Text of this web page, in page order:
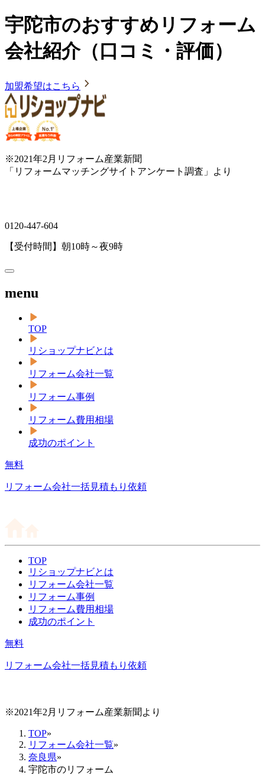
宇陀市のおすすめリフォーム
会社紹介（口コミ・評価）
加盟希望はこちら
※2021年2月リフォーム産業新聞
「リフォームマッチングサイトアンケート調査」より
0120-447-604
【受付時間】朝10時～夜9時
menu
TOP
リショップナビとは
リフォーム会社一覧
リフォーム事例
リフォーム費用相場
成功のポイント
無料
リフォーム会社一括見積もり依頼
TOP
リショップナビとは
リフォーム会社一覧
リフォーム事例
リフォーム費用相場
成功のポイント
無料
リフォーム会社一括見積もり依頼
※2021年2月リフォーム産業新聞より
TOP»
リフォーム会社一覧»
奈良県»
宇陀市のリフォーム